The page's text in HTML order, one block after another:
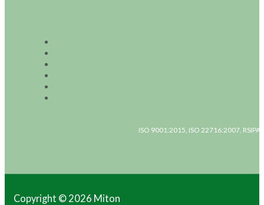
ISO 9001:2015, ISO 22716:2007,
Copyright © 2026 Miton